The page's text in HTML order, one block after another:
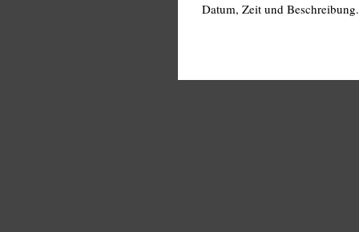
Datum, Zeit und Beschreibung.